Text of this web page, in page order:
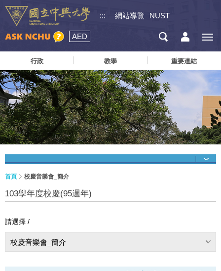
::: 網站導覽 NUST
AED
行政 教學 重要連結
首頁 校慶音樂會_簡介
103學年度校慶(95週年)
請選擇 /
校慶音樂會_簡介